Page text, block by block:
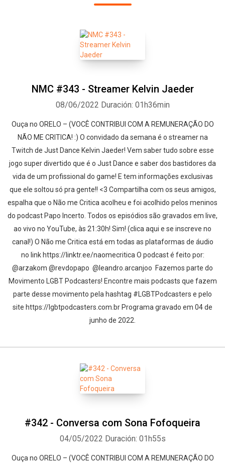
NMC #343 - Streamer Kelvin Jaeder
08/06/2022 Duración: 01h36min
Ouça no ORELO – (VOCÊ CONTRIBUI COM A REMUNERAÇÃO DO
NÃO ME CRITICA! :) O convidado da semana é o streamer na
Twitch de Just Dance Kelvin Jaeder! Vem saber tudo sobre esse
jogo super divertido que é o Just Dance e saber dos bastidores da
vida de um profissional do game! E tem informações exclusivas
que ele soltou só pra gente!! <3 Compartilha com os seus amigos,
espalha que o Não me Critica acolheu e foi acolhido pelos meninos
do podcast Papo Incerto. Todos os episódios são gravados em live,
ao vivo no YouTube, às 21:30h! Sim! (clica aqui e se inscreve no
canal!) O Não me Critica está em todas as plataformas de áudio
no link https://linktr.ee/naomecritica O podcast é feito por:
@arzakom @revdopapo @leandro.arcanjoo Fazemos parte do
Movimento LGBT Podcasters! Encontre mais podcasts que fazem
parte desse movimento pela hashtag #LGBTPodcasters e pelo
site https://lgbtpodcasters.com.br Programa gravado em 04 de
junho de 2022.
#342 - Conversa com Sona Fofoqueira
04/05/2022 Duración: 01h55s
Ouça no ORELO – (VOCÊ CONTRIBUI COM A REMUNERAÇÃO DO